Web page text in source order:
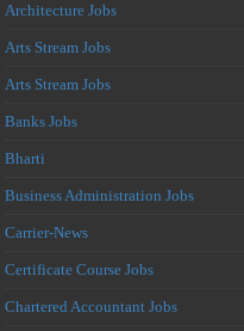
Architecture Jobs
Arts Stream Jobs
Arts Stream Jobs
Banks Jobs
Bharti
Business Administration Jobs
Carrier-News
Certificate Course Jobs
Chartered Accountant Jobs